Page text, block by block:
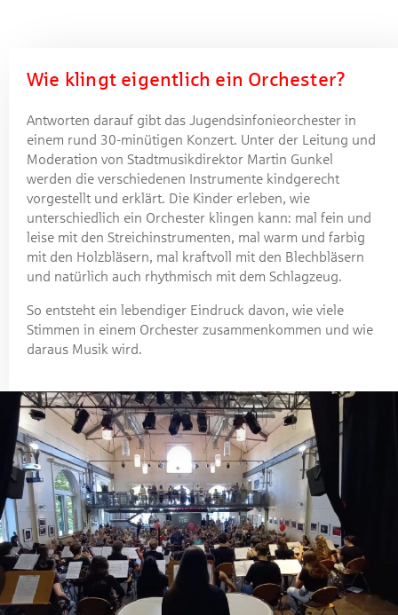
Wie klingt eigentlich ein Orchester?
Antworten darauf gibt das Jugendsinfonieorchester in
einem rund 30-minütigen Konzert. Unter der Leitung und
Moderation von Stadtmusikdirektor Martin Gunkel
werden die verschiedenen Instrumente kindgerecht
vorgestellt und erklärt. Die Kinder erleben, wie
unterschiedlich ein Orchester klingen kann: mal fein und
leise mit den Streichinstrumenten, mal warm und farbig
mit den Holzbläsern, mal kraftvoll mit den Blechbläsern
und natürlich auch rhythmisch mit dem Schlagzeug.
So entsteht ein lebendiger Eindruck davon, wie viele
Stimmen in einem Orchester zusammenkommen und wie
daraus Musik wird.